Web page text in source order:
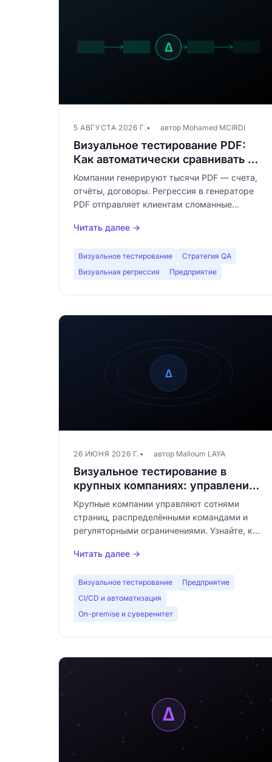
5 АВГУСТА 2026 Г. автор Mohamed MCIRDI
Визуальное тестирование PDF:
Как автоматически сравнивать и
валидировать документы
Компании генерируют тысячи PDF — счета,
отчёты, договоры. Регрессия в генераторе
PDF отправляет клиентам сломанные
тестирование PDF обнаруживает эти
Читать далее →
Визуальное тестирование
Стратегия QA
Визуальная регрессия
Предприятие
26 ИЮНЯ 2026 Г. автор Malloum LAYA
Визуальное тестирование в
крупных компаниях: управление,
соответствие и масштабирование
Крупные компании управляют сотнями
страниц, распределёнными командами и
регуляторными ограничениями. Узнайте, как
enterprise QA-стратегию с управлением
Читать далее →
Визуальное тестирование
Предприятие
CI/CD и автоматизация
On-premise и суверенитет